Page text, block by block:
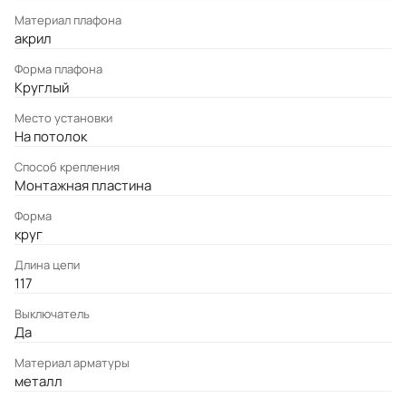
Материал плафона
акрил
Форма плафона
Круглый
Место установки
На потолок
Cпособ крепления
Монтажная пластина
Форма
круг
Длина цепи
117
Выключатель
Да
Материал арматуры
металл